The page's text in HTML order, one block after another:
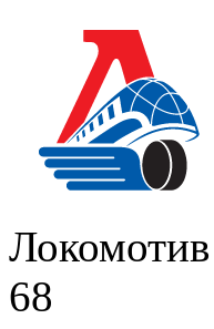
Локомотив
68